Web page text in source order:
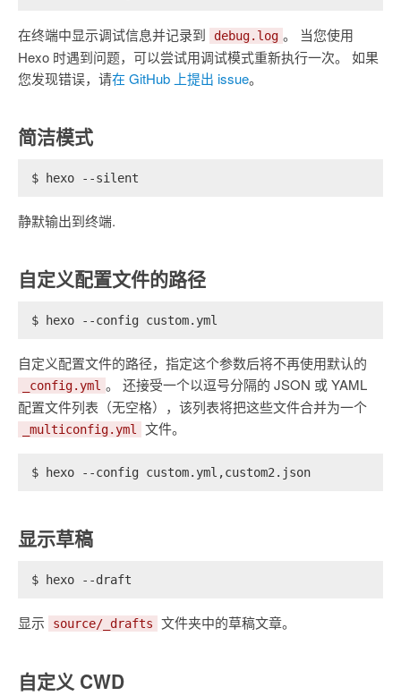
在终端中显示调试信息并记录到 debug.log 。 当您使用
Hexo 时遇到问题，可以尝试用调试模式重新执行一次。 如果
您发现错误，请在 GitHub 上提出 issue。
简洁模式
$ hexo --silent
静默输出到终端.
自定义配置文件的路径
$ hexo --config custom.yml
自定义配置文件的路径，指定这个参数后将不再使用默认的
_config.yml 。 还接受一个以逗号分隔的 JSON 或 YAML
配置文件列表（无空格），该列表将把这些文件合并为一个
_multiconfig.yml 文件。
$ hexo --config custom.yml,custom2.json
显示草稿
$ hexo --draft
显示 source/_drafts 文件夹中的草稿文章。
自定义 CWD